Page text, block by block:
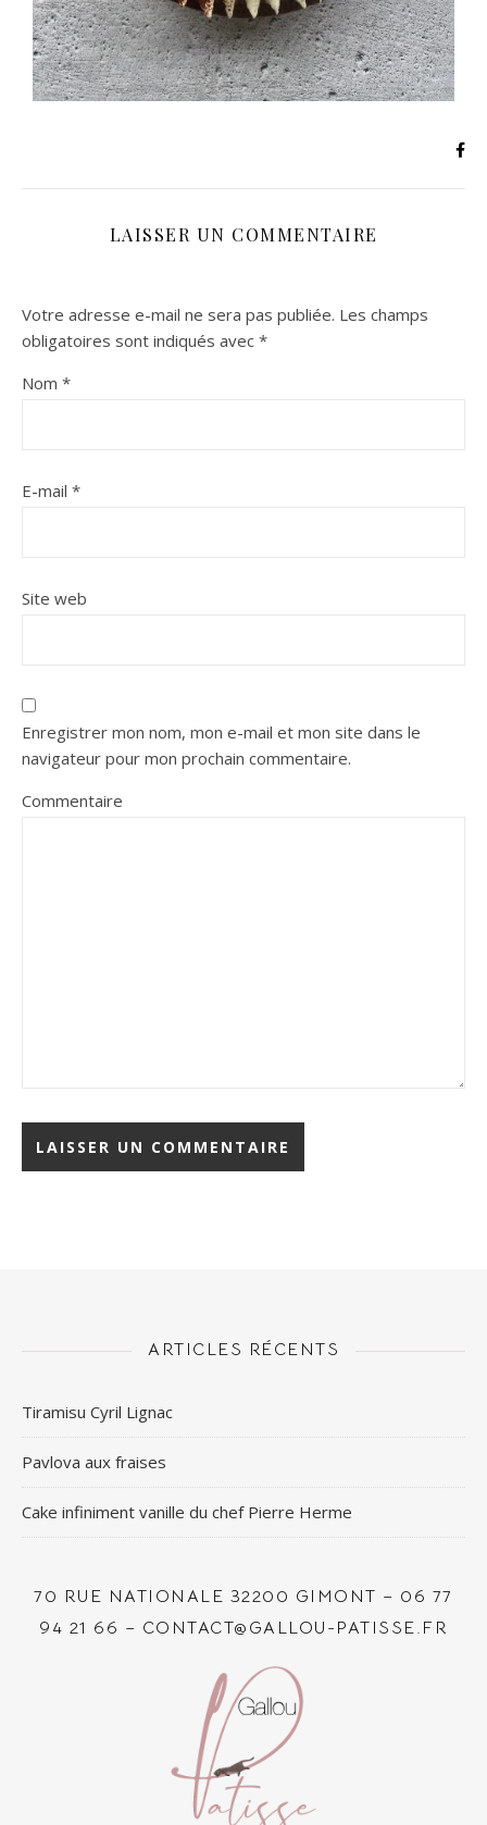
LAISSER UN COMMENTAIRE
Votre adresse e-mail ne sera pas publiée. Les champs
obligatoires sont indiqués avec *
Nom *
E-mail *
Site web
Enregistrer mon nom, mon e-mail et mon site dans le
navigateur pour mon prochain commentaire.
Commentaire
ARTICLES RÉCENTS
Tiramisu Cyril Lignac
Pavlova aux fraises
Cake infiniment vanille du chef Pierre Herme
70 RUE NATIONALE 32200 GIMONT – 06 77
94 21 66 – CONTACT@GALLOU-PATISSE.FR